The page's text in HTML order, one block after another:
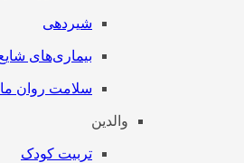
شیردهی
بیماری‌های
سلامت روان
والدین
تربیت کودک